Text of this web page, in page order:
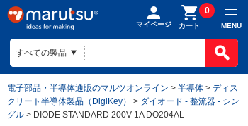
マイページ カート
0
MENU
電子部品・半導体通販のマルツオンライン > 半導体 > ディス
クリート半導体製品（DigiKey）
> ダイオード - 整流器 - シン
グル > DIODE STANDARD 200V 1A DO204AL